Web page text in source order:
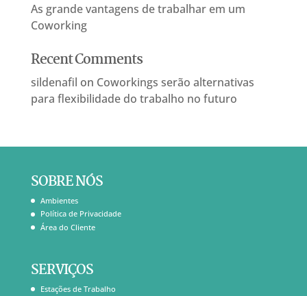
As grande vantagens de trabalhar em um
Coworking
Recent Comments
sildenafil on Coworkings serão alternativas
para flexibilidade do trabalho no futuro
SOBRE NÓS
Ambientes
Política de Privacidade
Área do Cliente
SERVIÇOS
Estações de Trabalho